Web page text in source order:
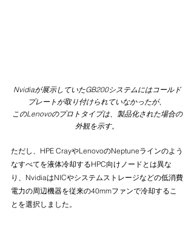
Nvidiaが展示していたGB200システムにはコールド
プレートが取り付けられていなかったが、
このLenovoのプロトタイプは、製品化された場合の
外観を示す。
ただし、HPE CrayやLenovoのNeptuneラインのよう
なすべてを液体冷却するHPC向けノードとは異な
り、NvidiaはNICやシステムストレージなどの低消費
電力の周辺機器を従来の40mmファンで冷却するこ
とを選択しました。